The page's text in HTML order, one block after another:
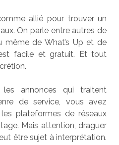
allié pour trouver un
On parle entre autres de
même de What’s Up et de
est facile et gratuit. Et tout
annonces qui traitent
de service, vous avez
plateformes de réseaux
Mais attention, draguer
être sujet à interprétation.